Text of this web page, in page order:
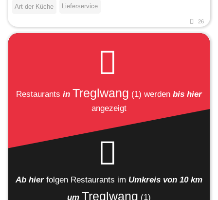
Art der Küche Lieferservice
26
Restaurants in Treglwang (1) werden bis hier
angezeigt
Ab hier folgen Restaurants im Umkreis von 10 km
um Treglwang (1)